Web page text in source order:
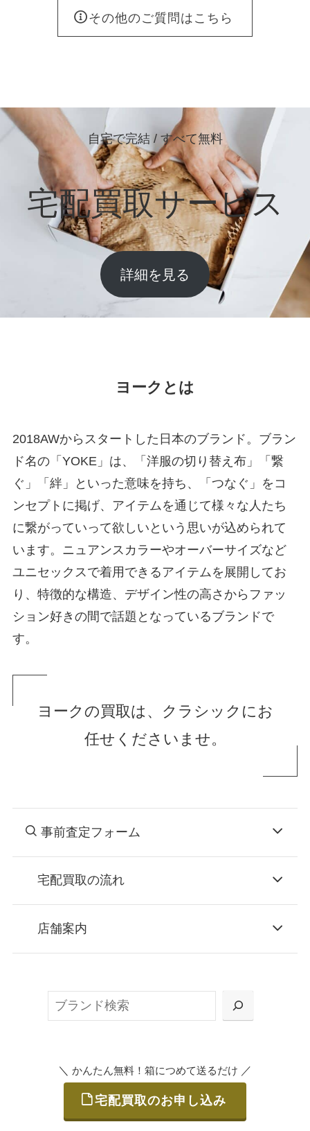
その他のご質問はこちら
自宅で完結 / すべて無料
宅配買取サービス
詳細を見る
ヨークとは
2018AWからスタートした日本のブランド。ブラン
ド名の「YOKE」は、「洋服の切り替え布」「繋
ぐ」「絆」といった意味を持ち、「つなぐ」をコ
ンセプトに掲げ、アイテムを通じて様々な人たち
に繋がっていって欲しいという思いが込められて
います。ニュアンスカラーやオーバーサイズなど
ユニセックスで着用できるアイテムを展開してお
り、特徴的な構造、デザイン性の高さからファッ
ション好きの間で話題となっているブランドで
す。
ヨークの買取は、クラシックにお
任せくださいませ。
事前査定フォーム
宅配買取の流れ
お申込み
または梱包材不要の「集荷申込」からお選び
ご発送
店舗案内
＼ かんたん無料！箱につめて送るだけ ／
宅配買取のお申し込み